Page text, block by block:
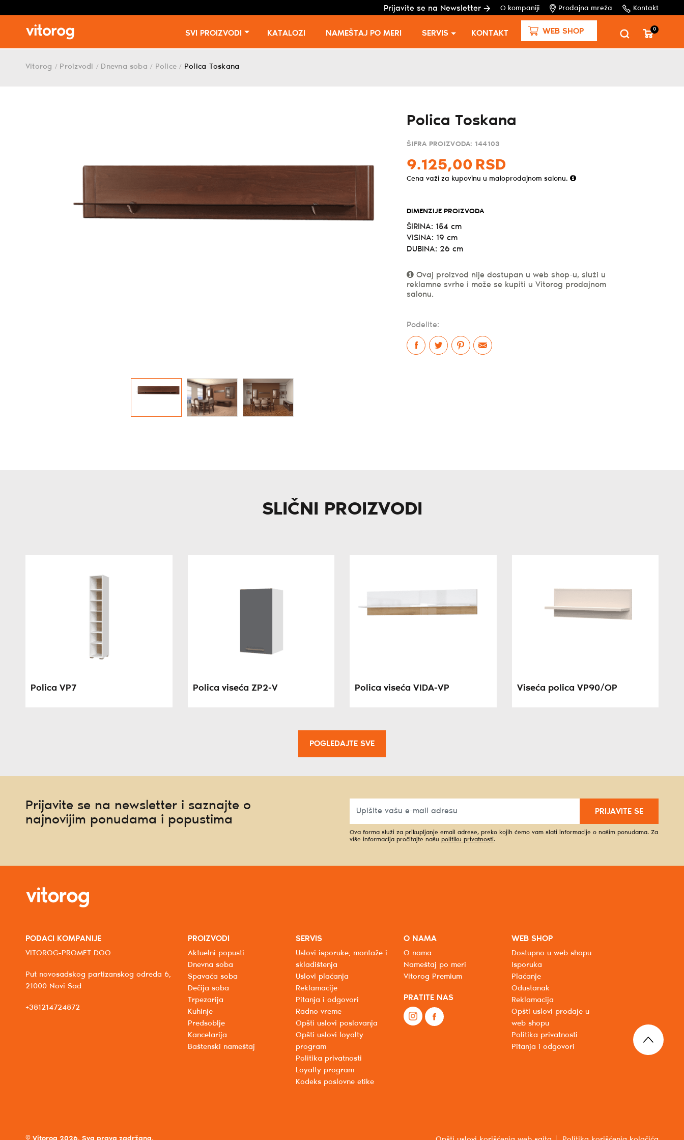
Prijavite se na Newsletter O kompaniji Prodajna mreža Kontakt
SVI PROIZVODI KATALOZI NAMEŠTAJ PO MERI SERVIS KONTAKT WEB SHOP 0
Vitorog / Proizvodi / Dnevna soba / Police / Polica Toskana
Polica Toskana
ŠIFRA PROIZVODA: 144103
9.125,00 RSD
Cena važi za kupovinu u maloprodajnom salonu.
DIMENZIJE PROIZVODA
ŠIRINA: 154 cm
VISINA: 19 cm
DUBINA: 26 cm
Ovaj proizvod nije dostupan u web shop-u, služi u
reklamne svrhe i može se kupiti u Vitorog prodajnom
salonu.
Podelite:
SLIČNI PROIZVODI
Polica VP7 Polica viseća ZP2-V Polica viseća VIDA-VP Viseća polica VP90/OP
POGLEDAJTE SVE
Prijavite se na newsletter i saznajte o
najnovijim ponudama i popustima
PRIJAVITE SE
Ova forma služi za prikupljanje email adrese, preko kojih ćemo vam slati informacije o našim ponudama. Za
više informacija pročitajte našu politiku privatnosti.
PODACI KOMPANIJE
VITOROG-PROMET DOO
Put novosadskog partizanskog odreda 6,
21000 Novi Sad
+381214724872
PROIZVODI
Aktuelni popusti
Dnevna soba
Spavaća soba
Dečija soba
Trpezarija
Kuhinje
Predsoblje
Kancelarija
Baštenski nameštaj
SERVIS
Uslovi isporuke, montaže i
skladištenja
Uslovi plaćanja
Reklamacije
Pitanja i odgovori
Radno vreme
Opšti uslovi poslovanja
Opšti uslovi loyalty
program
Politika privatnosti
Loyalty program
Kodeks poslovne etike
O NAMA
O nama
Nameštaj po meri
Vitorog Premium
PRATITE NAS
WEB SHOP
Dostupno u web shopu
Isporuka
Plaćanje
Odustanak
Reklamacija
Opšti uslovi prodaje u
web shopu
Politika privatnosti
Pitanja i odgovori